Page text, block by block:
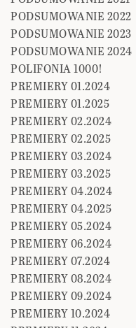
PODSUMOWANIE 2022
PODSUMOWANIE 2023
PODSUMOWANIE 2024
POLIFONIA 1000!
PREMIERY 01.2024
PREMIERY 01.2025
PREMIERY 02.2024
PREMIERY 02.2025
PREMIERY 03.2024
PREMIERY 03.2025
PREMIERY 04.2024
PREMIERY 04.2025
PREMIERY 05.2024
PREMIERY 06.2024
PREMIERY 07.2024
PREMIERY 08.2024
PREMIERY 09.2024
PREMIERY 10.2024